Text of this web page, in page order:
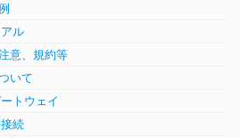
ル
意、規約等
いて
トウェイ
続